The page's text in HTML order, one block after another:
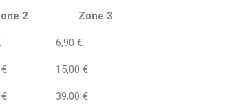
2 Zone 3
6,90 €
15,00 €
39,00 €